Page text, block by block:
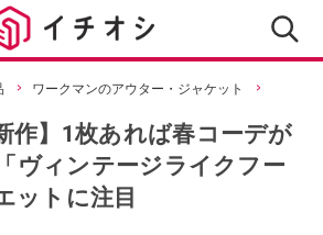
ワークマンのアウター・ジャケット
作】1枚あれば春コーデが
ヴィンテージライクフー
ットに注目